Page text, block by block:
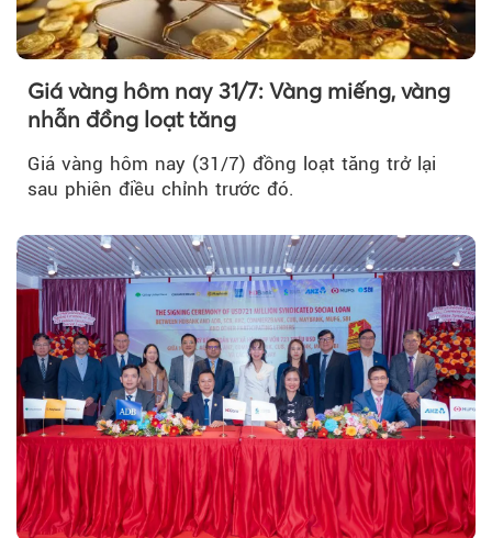
Giá vàng hôm nay 31/7: Vàng miếng, vàng
nhẫn đồng loạt tăng
Giá vàng hôm nay (31/7) đồng loạt tăng trở lại
sau phiên điều chỉnh trước đó.